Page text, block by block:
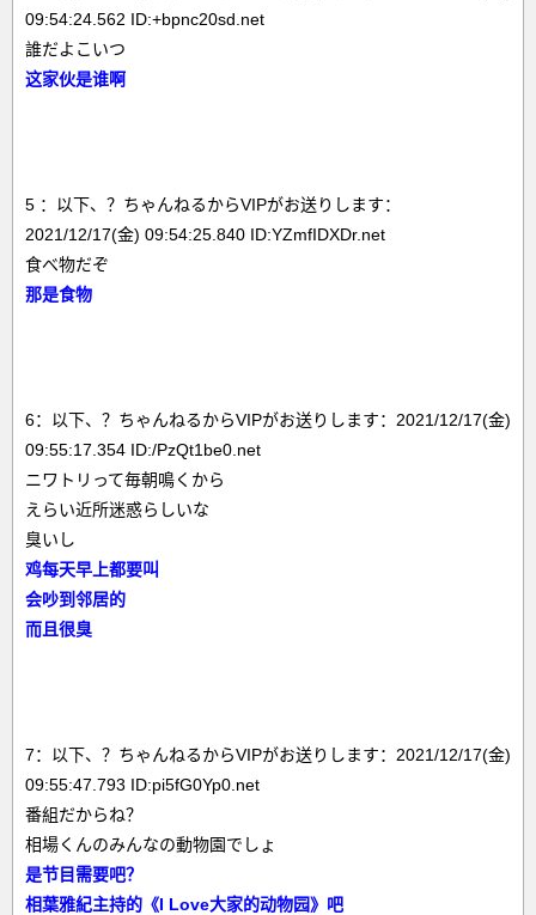
09:54:24.562 ID:+bpnc20sd.net
誰だよこいつ
这家伙是谁啊
5 ：以下、？ちゃんねるからVIPがお送りします：
2021/12/17(金) 09:54:25.840 ID:YZmfIDXDr.net
食べ物だぞ
那是食物
6：以下、？ちゃんねるからVIPがお送りします：2021/12/17(金)
09:55:17.354 ID:/PzQt1be0.net
ニワトリって毎朝鳴くから
えらい近所迷惑らしいな
臭いし
鸡每天早上都要叫
会吵到邻居的
而且很臭
7：以下、？ちゃんねるからVIPがお送りします：2021/12/17(金)
09:55:47.793 ID:pi5fG0Yp0.net
番組だからね？
相場くんのみんなの動物園でしょ
是节目需要吧？
相葉雅紀主持的《I Love大家的动物园》吧